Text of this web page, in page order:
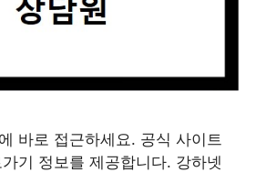
바로 접근하세요. 공식 사이트
기 정보를 제공합니다. 강하넷